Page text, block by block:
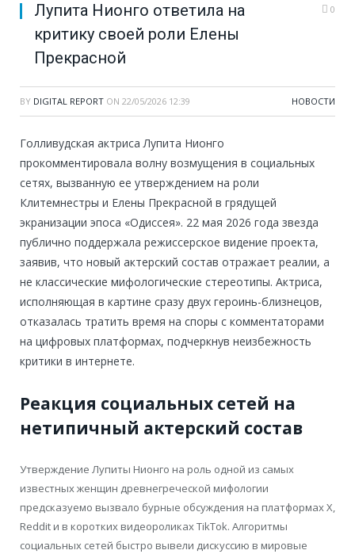
Лупита Нионго ответила на
критику своей роли Елены
Прекрасной
0
BY DIGITAL REPORT ON 22/05/2026 12:39 НОВОСТИ
Голливудская актриса Лупита Нионго
прокомментировала волну возмущения в социальных
сетях, вызванную ее утверждением на роли
Клитемнестры и Елены Прекрасной в грядущей
экранизации эпоса «Одиссея». 22 мая 2026 года звезда
публично поддержала режиссерское видение проекта,
заявив, что новый актерский состав отражает реалии, а
не классические мифологические стереотипы. Актриса,
исполняющая в картине сразу двух героинь-близнецов,
отказалась тратить время на споры с комментаторами
на цифровых платформах, подчеркнув неизбежность
критики в интернете.
Реакция социальных сетей на
нетипичный актерский состав
Утверждение Лупиты Нионго на роль одной из самых
известных женщин древнегреческой мифологии
предсказуемо вызвало бурные обсуждения на платформах X,
Reddit и в коротких видеороликах TikTok. Алгоритмы
социальных сетей быстро вывели дискуссию в мировые